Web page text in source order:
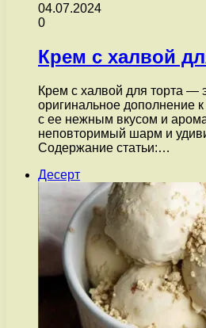
04.07.2024
0
Крем с халвой
Крем с халвой для торта —
оригинальное дополнение
с ее нежным вкусом и
неповторимый шарм и
Содержание статьи:…
Десерт